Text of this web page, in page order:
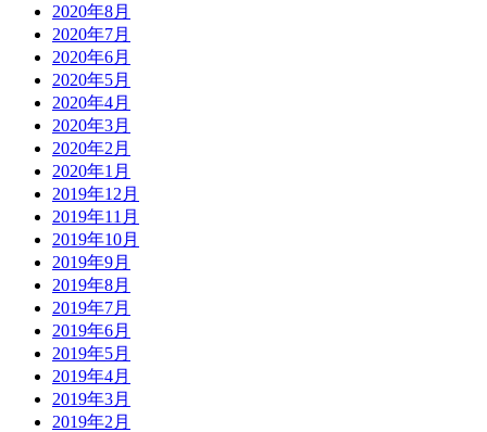
2020年8月
2020年7月
2020年6月
2020年5月
2020年4月
2020年3月
2020年2月
2020年1月
2019年12月
2019年11月
2019年10月
2019年9月
2019年8月
2019年7月
2019年6月
2019年5月
2019年4月
2019年3月
2019年2月